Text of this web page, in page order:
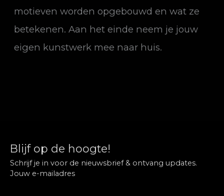
motieven worden opgebouwd en wat ze
betekenen. Aan het einde neem je jouw
eigen kunstwerk mee naar huis.
Blijf op de hoogte!
Schrijf je in voor de nieuwsbrief & ontvang updates.
Jouw e-mailadres